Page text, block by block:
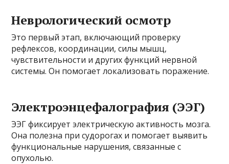
Неврологический осмотр
Это первый этап, включающий проверку
рефлексов, координации, силы мышц,
чувствительности и других функций нервной
системы. Он помогает локализовать поражение.
Электроэнцефалография (ЭЭГ)
ЭЭГ фиксирует электрическую активность мозга.
Она полезна при судорогах и помогает выявить
функциональные нарушения, связанные с
опухолью.